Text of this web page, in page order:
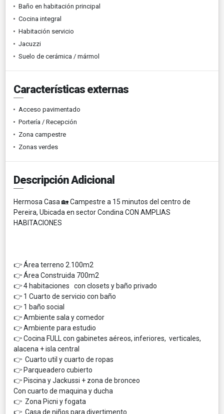
Baño en habitación principal
Cocina integral
Habitación servicio
Jacuzzi
Suelo de cerámica / mármol
Características externas
Acceso pavimentado
Portería / Recepción
Zona campestre
Zonas verdes
Descripción Adicional
Hermosa Casa 🏡 Campestre a 15 minutos del centro de
Pereira, Ubicada en sector Condina CON AMPLIAS
HABITACIONES
👉 Área terreno 2.100m2
👉 Área Construida 700m2
👉 4 habitaciones con closets y baño privado
👉 1 Cuarto de servicio con baño
👉 1 baño social
👉 Ambiente sala y comedor
👉 Ambiente para estudio
👉 Cocina FULL con gabinetes aéreos, inferiores, verticales,
alacena + isla central
👉 Cuarto util y cuarto de ropas
👉 Parqueadero cubierto
👉 Piscina y Jackussi + zona de bronceo
Con cuarto de maquina y ducha
👉 Zona Picni y fogata
👉 Casa de niños para divertimento